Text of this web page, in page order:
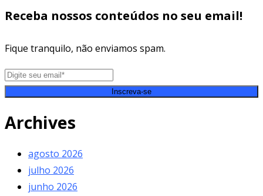
Receba nossos conteúdos no seu email!
Fique tranquilo, não enviamos spam.
Inscreva-se
Archives
agosto 2026
julho 2026
junho 2026